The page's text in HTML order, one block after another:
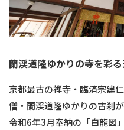
蘭渓道隆ゆかりの寺を彩
京都最古の禅寺・臨済宗建
僧・蘭渓道隆ゆかりの古刹
令和6年3月奉納の「白龍図